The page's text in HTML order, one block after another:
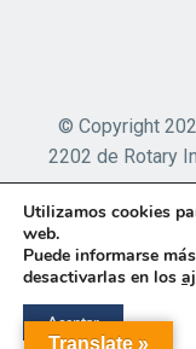
© Copyright
2202 de Rotary
Translate »
Utilizamos cookies
web.
Puede informarse
desactivarlas en los
Aceptar